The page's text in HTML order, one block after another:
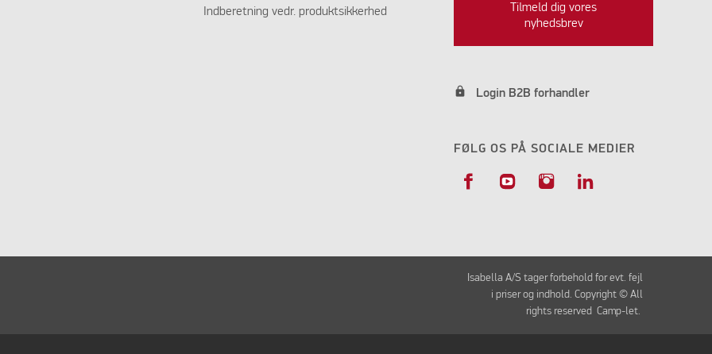
Indberetning vedr. produktsikkerhed
Tilmeld dig vores
nyhedsbrev
lock Login B2B forhandler
FØLG OS PÅ SOCIALE MEDIER
Isabella A/S tager forbehold for evt. fejl
i priser og indhold. Copyright © All
rights reserved Camp-let.